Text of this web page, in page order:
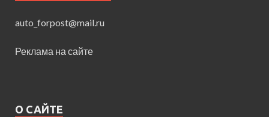
auto_forpost@mail.ru
Реклама на сайте
О САЙТЕ